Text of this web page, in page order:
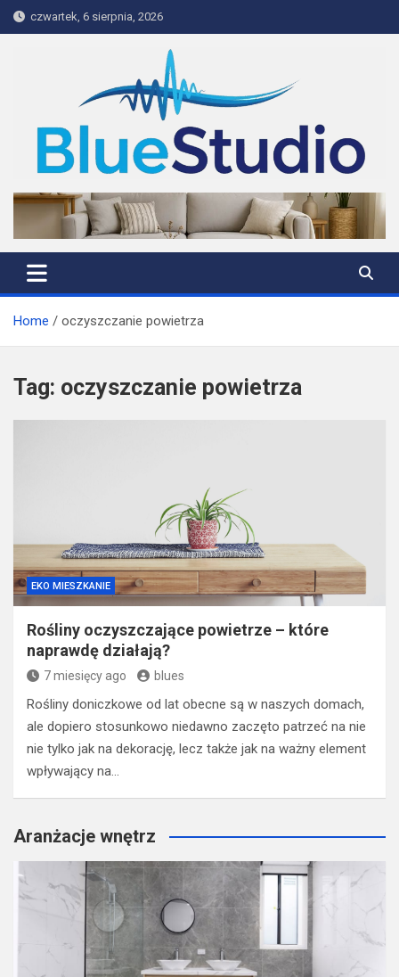
Skip
to
czwartek, 6 sierpnia, 2026
BlueStudio
Home oczyszczanie powietrza
Tag: oczyszczanie powietrza
EKO MIESZKANIE
Rośliny oczyszczające powietrze – które
naprawdę działają?
7 miesięcy ago blues
Rośliny doniczkowe od lat obecne są w naszych domach,
ale dopiero stosunkowo niedawno zaczęto patrzeć na nie
nie tylko jak na dekorację, lecz także jak na ważny element
wpływający na…
Aranżacje wnętrz